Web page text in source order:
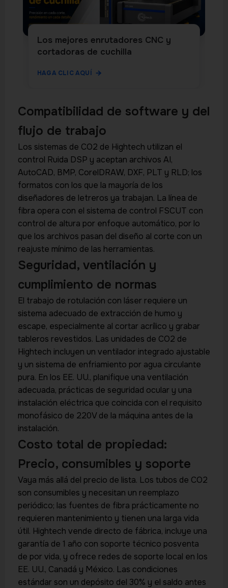
Los mejores enrutadores CNC y
cortadoras de cuchilla
HAGA CLIC AQUÍ
Compatibilidad de software y del
flujo de trabajo
Los sistemas de CO2 de Hightech utilizan el
control Ruida DSP y aceptan archivos AI,
AutoCAD, BMP, CorelDRAW, DXF, PLT y RLD; los
formatos con los que la mayoría de los
diseñadores de letreros ya trabajan. La línea de
fibra opera con el sistema de control FSCUT con
control de altura por enfoque automático, por lo
que los archivos pasan del diseño al corte con un
reajuste mínimo de las herramientas.
Seguridad, ventilación y
cumplimiento de normas
El trabajo de rotulación con láser requiere un
sistema adecuado de extracción de humo y
escape, especialmente al cortar acrílico y grabar
tableros revestidos. Las unidades de CO2 de
Hightech incluyen un ventilador integrado ajustable
y un sistema de enfriamiento por agua circulante
pura. En los EE. UU., planifique una ventilación
adecuada, prácticas de seguridad ocular y una
instalación eléctrica que coincida con el requisito
monofásico de 220V de la máquina antes de la
instalación.
Costo total de propiedad:
Precio, consumibles y soporte
Vaya más allá del precio de lista. Los tubos de CO2
son consumibles y necesitan un reemplazo
periódico; las fuentes de fibra prácticamente no
requieren mantenimiento y tienen una larga vida
útil. Hightech vende directo de fábrica, incluye una
garantía de 1 año con soporte técnico posventa
de por vida, y ofrece redes de soporte local en los
EE. UU., Canadá y México. Las condiciones
estándar son un depósito del 30% y el saldo antes